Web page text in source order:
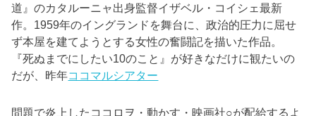
道』のカタルーニャ出身監督イザベル・コイシェ最新
作。1959年のイングランドを舞台に、政治的圧力に屈せ
ず本屋を建てようとする女性の奮闘記を描いた作品。
『死ぬまでにしたい10のこと』が好きなだけに観たいの
だが、昨年ココマルシアター
問題で炎上したココロヲ・動かす・映画社○が配給するよ